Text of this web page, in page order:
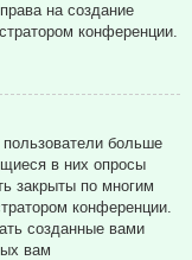
на создание
конференции.
больше
в них опросы
закрыты по многим
конференции.
созданные вами
вам